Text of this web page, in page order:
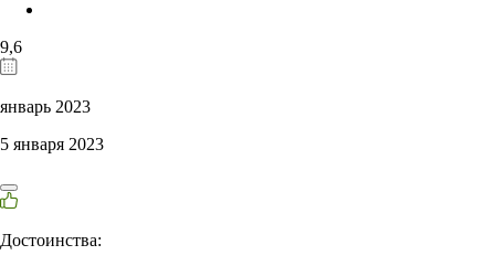
9,6
январь 2023
5 января 2023
Достоинства: